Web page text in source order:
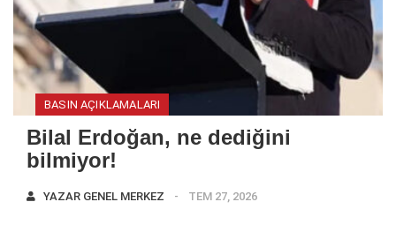
BASIN AÇIKLAMALARI
Bilal Erdoğan, ne dediğini
bilmiyor!
YAZAR GENEL MERKEZ TEM 27, 2026